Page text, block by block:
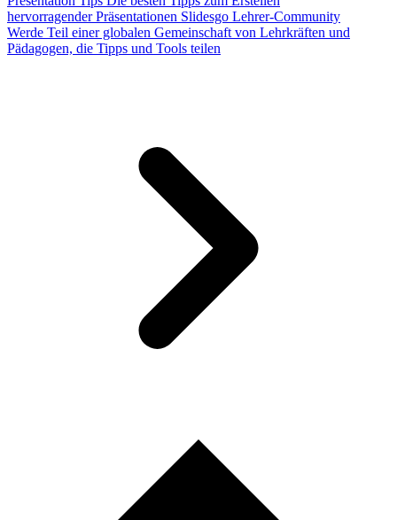
hervorragender Präsentationen Slidesgo Lehrer-Community
Werde Teil einer globalen Gemeinschaft von Lehrkräften und
Pädagogen, die Tipps und Tools teilen